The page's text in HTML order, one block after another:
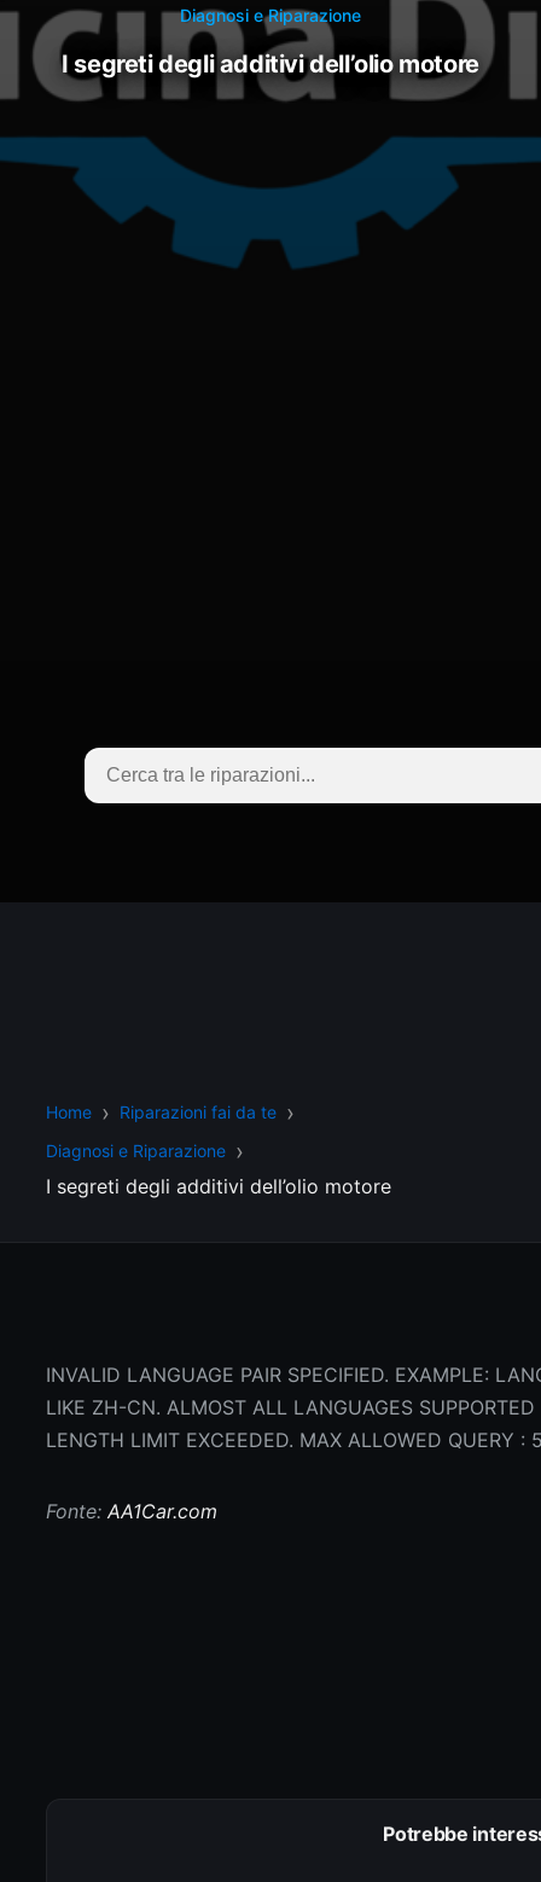
Diagnosi e Riparazione
i segreti degli additivi dell’olio motore
Home
Riparazioni fai da te
Diagnosi e Riparazione
I segreti degli additivi dell’olio motore
INVALID LANGUAGE PAIR SPECIFIED. EXAMPLE:
LIKE ZH-CN. ALMOST ALL LANGUAGES
LENGTH LIMIT EXCEEDED. MAX ALLOWED QUERY :
Fonte:AA1Car.com
Potrebbe